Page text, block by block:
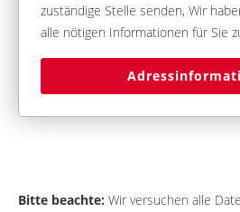
zuständige Stelle senden, Wir
alle nötigen Informationen für Sie
Bitte beachte: Wir versuchen alle